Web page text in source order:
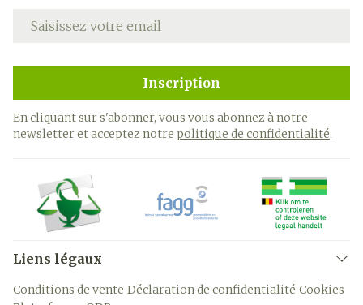
Adresse mail
Inscription
En cliquant sur s'abonner, vous vous abonnez à notre
newsletter et acceptez notre politique de confidentialité.
Liens légaux
Conditions de vente Déclaration de confidentialité Cookies